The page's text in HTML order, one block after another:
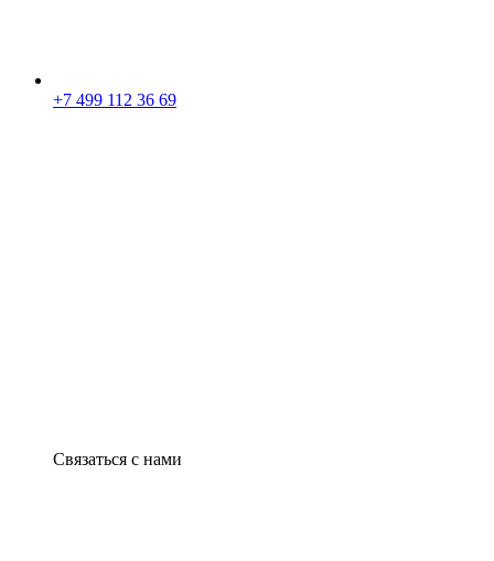
+7 499 112 36 69
Связаться с нами